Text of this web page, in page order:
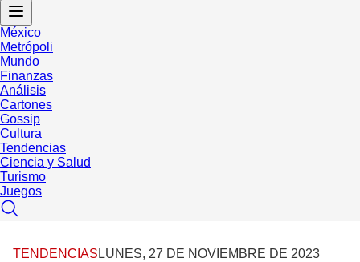
México
Metrópoli
Mundo
Finanzas
Análisis
Cartones
Gossip
Cultura
Tendencias
Ciencia y Salud
Turismo
Juegos
TENDENCIAS LUNES, 27 DE NOVIEMBRE DE 2023